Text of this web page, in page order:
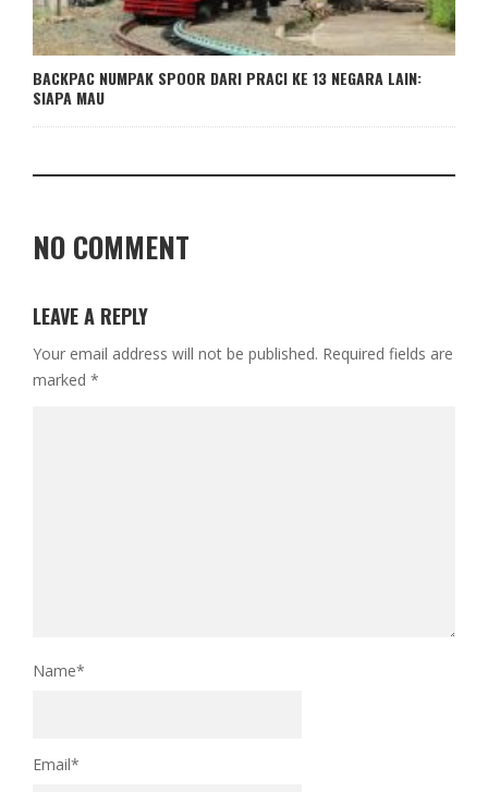
BACKPAC NUMPAK SPOOR DARI PRACI KE 13 NEGARA LAIN:
SIAPA MAU
NO COMMENT
LEAVE A REPLY
Your email address will not be published. Required fields are
marked *
Name*
Email*